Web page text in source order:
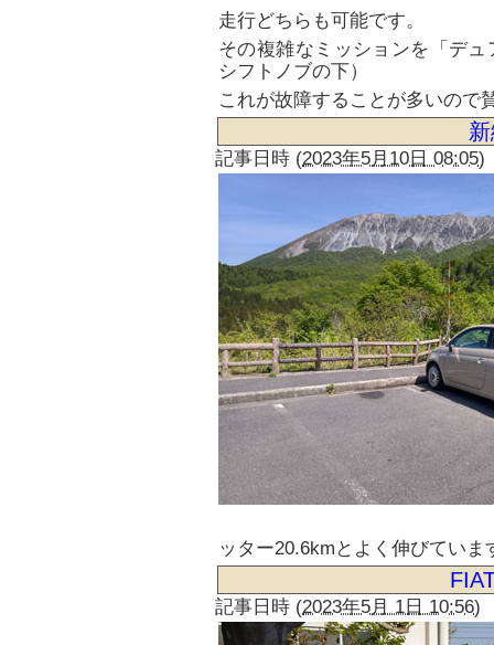
走行どちらも可能です。
その複雑なミッションを「デ
シフトノブの下）
これが故障することが多いので
記事日時 (2023年5月10日 08:05)
ッター20.6kmとよく伸びていま
記事日時 (2023年5月 1日 10:56)